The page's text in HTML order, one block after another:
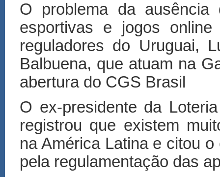
O problema da ausência
esportivas e jogos
reguladores do Uruguai,
Balbuena, que atuam na
abertura do CGS Brasil
O ex-presidente da
registrou que existem
na América Latina e citou
pela regulamentação das